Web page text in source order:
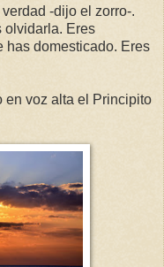
-dijo el zorro-.
olvidarla. Eres
has domesticado. Eres
voz alta el Principito